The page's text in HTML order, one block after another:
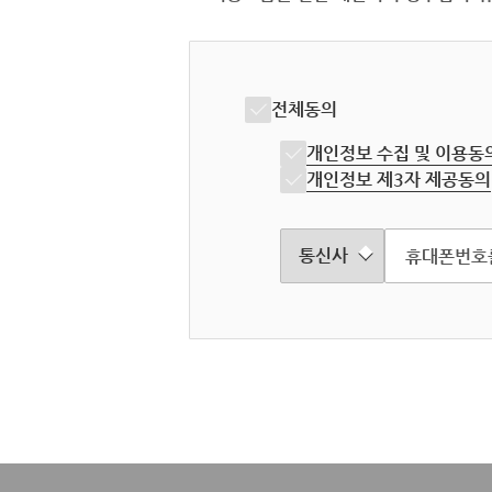
전체동의
개인정보 수집 및 이용동
개인정보 제3자 제공동의